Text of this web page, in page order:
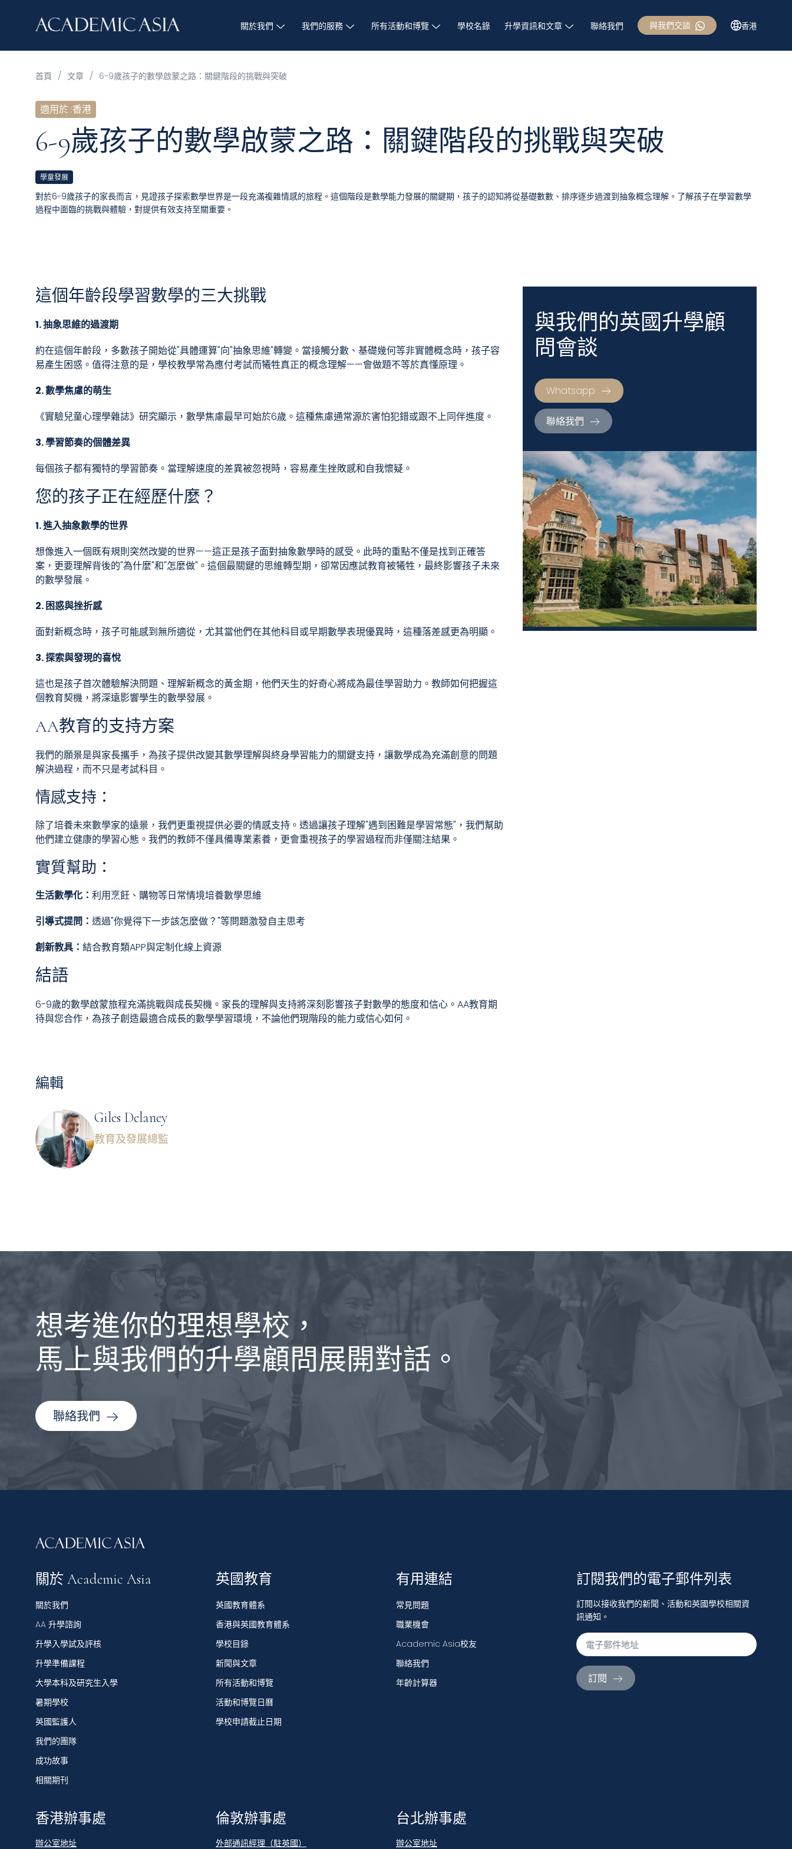
關於我們 我們的服務 所有活動和博覽 學校名錄 升學資訊和文章 聯絡我們 與我們交談 香港
首頁 / 文章 / 6-9歲孩子的數學啟蒙之路：關鍵階段的挑戰與突破
適用於 :香港
6-9歲孩子的數學啟蒙之路：關鍵階段的挑戰與突破
學童發展
對於6-9歲孩子的家長而言，見證孩子探索數學世界是一段充滿複雜情感的旅程。這個階段是數學能力發展的關鍵期，孩子的認知將從基礎數數、排序逐步過渡到抽象概念理解。了解孩子在學習數學
過程中面臨的挑戰與體驗，對提供有效支持至關重要。
這個年齡段學習數學的三大挑戰
1. 抽象思維的過渡期
約在這個年齡段，多數孩子開始從"具體運算"向"抽象思維"轉變。當接觸分數、基礎幾何等非實體概念時，孩子容
易產生困惑。值得注意的是，學校教學常為應付考試而犧牲真正的概念理解——會做題不等於真懂原理。
2. 數學焦慮的萌生
《實驗兒童心理學雜誌》研究顯示，數學焦慮最早可始於6歲。這種焦慮通常源於害怕犯錯或跟不上同伴進度。
3. 學習節奏的個體差異
每個孩子都有獨特的學習節奏。當理解速度的差異被忽視時，容易產生挫敗感和自我懷疑。
您的孩子正在經歷什麼？
1. 進入抽象數學的世界
想像進入一個既有規則突然改變的世界——這正是孩子面對抽象數學時的感受。此時的重點不僅是找到正確答
案，更要理解背後的"為什麼"和"怎麼做"。這個最關鍵的思維轉型期，卻常因應試教育被犧牲，最終影響孩子未來
的數學發展。
2. 困惑與挫折感
面對新概念時，孩子可能感到無所適從，尤其當他們在其他科目或早期數學表現優異時，這種落差感更為明顯。
3. 探索與發現的喜悅
這也是孩子首次體驗解決問題、理解新概念的黃金期，他們天生的好奇心將成為最佳學習助力。教師如何把握這
個教育契機，將深遠影響學生的數學發展。
AA教育的支持方案
我們的願景是與家長攜手，為孩子提供改變其數學理解與終身學習能力的關鍵支持，讓數學成為充滿創意的問題
解決過程，而不只是考試科目。
情感支持：
除了培養未來數學家的遠景，我們更重視提供必要的情感支持。透過讓孩子理解"遇到困難是學習常態"，我們幫助
他們建立健康的學習心態。我們的教師不僅具備專業素養，更會重視孩子的學習過程而非僅關注結果。
實質幫助：
生活數學化： 利用烹飪、購物等日常情境培養數學思維
引導式提問： 透過"你覺得下一步該怎麼做？"等問題激發自主思考
創新教具： 結合教育類APP與定制化線上資源
結語
6-9歲的數學啟蒙旅程充滿挑戰與成長契機。家長的理解與支持將深刻影響孩子對數學的態度和信心。AA教育期
待與您合作，為孩子創造最適合成長的數學學習環境，不論他們現階段的能力或信心如何。
編輯
Giles Delaney
教育及發展總監
與我們的英國升學顧
問會談
Whatsapp
聯絡我們
想考進你的理想學校，
馬上與我們的升學顧問展開對話。
聯絡我們
關於 Academic Asia
關於我們
AA 升學諮詢
升學入學試及評核
升學準備課程
大學本科及研究生入學
暑期學校
英國監護人
我們的團隊
成功故事
相關期刊
英國教育
英國教育體系
香港與英國教育體系
學校目錄
新聞與文章
所有活動和博覽
活動和博覽日曆
學校申請截止日期
有用連結
常見問題
職業機會
Academic Asia校友
聯絡我們
年齡計算器
訂閱我們的電子郵件列表
訂閱以接收我們的新聞、活動和英國學校相關資
訊通知。
訂閱
香港辦事處
辦公室地址
倫敦辦事處
外部通訊經理（駐英國）
台北辦事處
辦公室地址